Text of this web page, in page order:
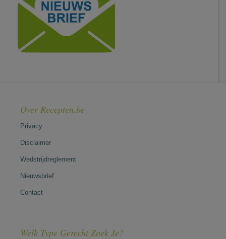
Over Recepten.be
Privacy
Disclaimer
Wedstrijdreglement
Nieuwsbrief
Contact
Welk Type Gerecht Zoek Je?